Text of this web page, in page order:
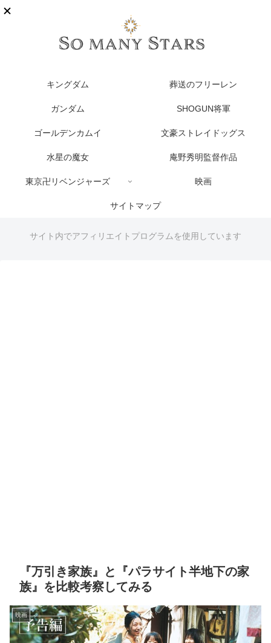
キングダム 葬送のフリーレン
ガンダム SHOGUN将軍
ゴールデンカムイ 文豪ストレイドッグス
水星の魔女 庵野秀明監督作品
東京卍リベンジャーズ 映画
サイトマップ
サイト内でアフィリエイトプログラムを使用しています
『万引き家族』と『パラサイト半地下の家
族』を比較考察してみる
映画